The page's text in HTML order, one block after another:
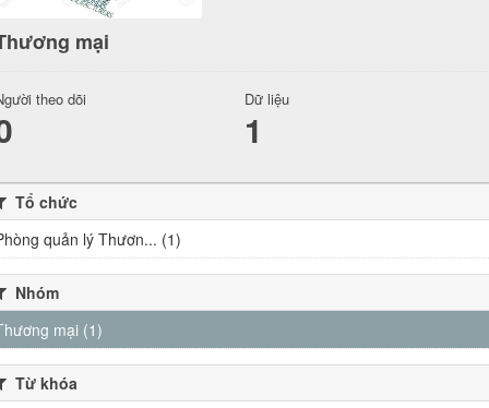
mại
theo dõi Dữ liệu
1
Tổ chức
quản lý Thươn... (1)
Nhóm
mại (1)
Từ khóa